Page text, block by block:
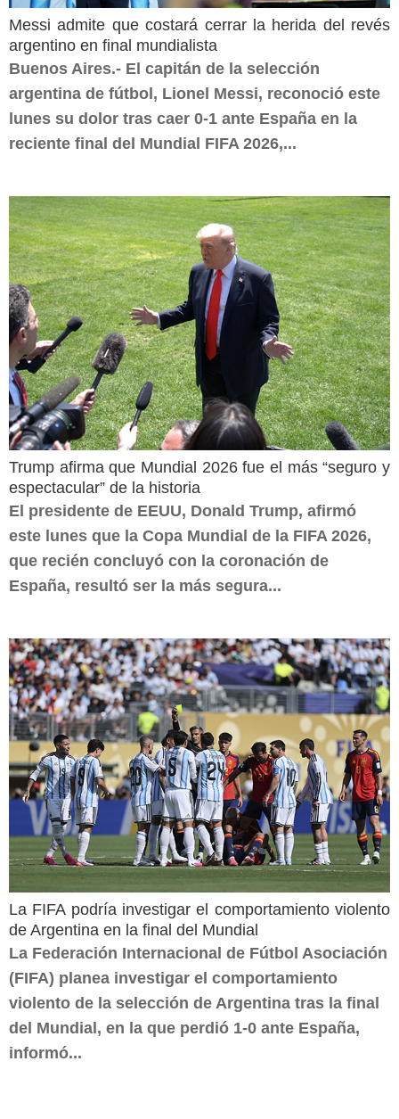
Messi admite que costará cerrar la herida del revés
argentino en final mundialista
Buenos Aires.- El capitán de la selección
argentina de fútbol, Lionel Messi, reconoció este
lunes su dolor tras caer 0-1 ante España en la
reciente final del Mundial FIFA 2026,...
Trump afirma que Mundial 2026 fue el más “seguro y
espectacular” de la historia
El presidente de EEUU, Donald Trump, afirmó
este lunes que la Copa Mundial de la FIFA 2026,
que recién concluyó con la coronación de
España, resultó ser la más segura...
La FIFA podría investigar el comportamiento violento
de Argentina en la final del Mundial
La Federación Internacional de Fútbol Asociación
(FIFA) planea investigar el comportamiento
violento de la selección de Argentina tras la final
del Mundial, en la que perdió 1-0 ante España,
informó...